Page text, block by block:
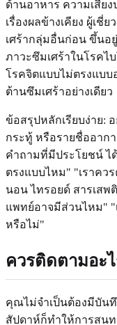
ด้านอาหาร ความเสี่ย
เรื่องผลข้างเคียง ผู้เ
เศร้ากลุ่มอื่นก่อน ขึ้นอ
ภาวะซึมเศร้าในโรค
โรคจิตแบบไม่ตรงแบ
ต้านซึมเศร้าอย่างเดียว
ข้อสรุปหลักเรียบง่าย:
กระทู้ หรือรายชื่ออาก
คำถามที่มีประโยชน์ ไ
ตรงแบบไหม" "เราคว
นอน ไทรอยด์ สารเสพ
แพทย์อาจมีส่วนไหม" "
หรือไม่"
ควรติดตามอะ
คุณไม่จำเป็นต้องมีบัน
สัปดาห์ก็ทำให้การสน